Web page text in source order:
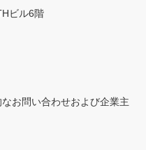
ビル6階
お問い合わせおよび企業主